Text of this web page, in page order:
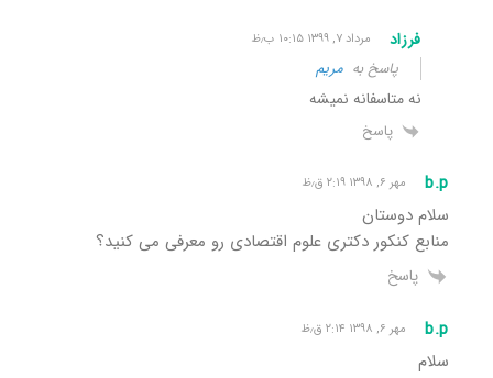
فرزاد مرداد ۷, ۱۳۹۹ ۱۰:۱۵ ب٫ظ
پاسخ به مریم
نه متاسفانه نمیشه
پاسخ
b.p مهر ۶, ۱۳۹۸ ۲:۱۹ ق٫ظ
سلام دوستان
منابع کنکور دکتری علوم اقتصادی رو معرفی می کنید؟
پاسخ
b.p مهر ۶, ۱۳۹۸ ۲:۱۴ ق٫ظ
سلام